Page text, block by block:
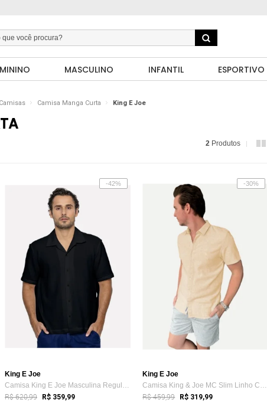
MASCULINO INFANTIL ESPORTIVO
Camisas Camisa Manga Curta King E Joe
2 Produtos
-42%
King E Joe
Camisa King E Joe Masculina Regular Tric...
R$ 620,99 R$ 359,99
-30%
King E Joe
Camisa King & Joe MC Slim Linho CS23208 Natural
R$ 459,99 R$ 319,99